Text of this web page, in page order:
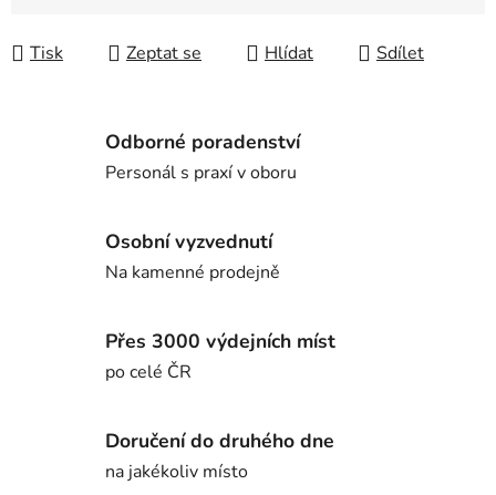
Tisk
Zeptat se Hlídat Sdílet
Odborné poradenství
Personál s praxí v oboru
Osobní vyzvednutí
Na kamenné prodejně
Přes 3000 výdejních míst
po celé ČR
Doručení do druhého dne
na jakékoliv místo